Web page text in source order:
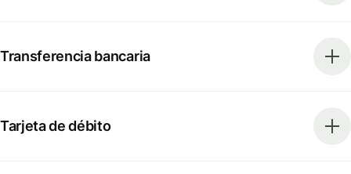
Transferencia bancaria
Tarjeta de débito